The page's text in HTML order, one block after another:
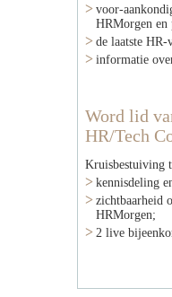
voor-
HRMorgen en
de laatste HR-
informatie
Word lid
HR/Tech
Kruisbestuiving
kennisdeling
zichtbaarheid
HRMorgen;
2 live